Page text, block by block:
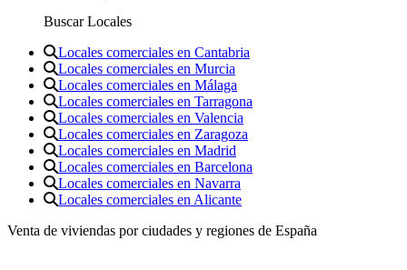
Buscar Locales
Locales comerciales en Cantabria
Locales comerciales en Murcia
Locales comerciales en Málaga
Locales comerciales en Tarragona
Locales comerciales en Valencia
Locales comerciales en Zaragoza
Locales comerciales en Madrid
Locales comerciales en Barcelona
Locales comerciales en Navarra
Locales comerciales en Alicante
Venta de viviendas por ciudades y regiones de España